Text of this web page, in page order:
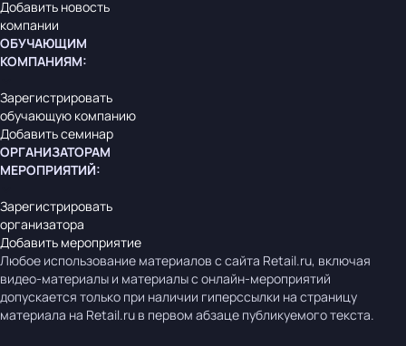
Добавить новость
компании
ОБУЧАЮЩИМ
КОМПАНИЯМ:
Зарегистрировать
обучающую компанию
Добавить семинар
ОРГАНИЗАТОРАМ
МЕРОПРИЯТИЙ:
Зарегистрировать
организатора
Добавить мероприятие
Любое использование материалов с сайта Retail.ru, включая
видео-материалы и материалы с онлайн-мероприятий
допускается только при наличии гиперссылки на страницу
материала на Retail.ru в первом абзаце публикуемого текста.